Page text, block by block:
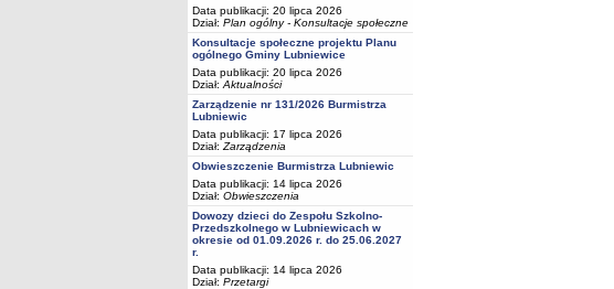
Data publikacji: 20 lipca 2026
Dział: Plan ogólny - Konsultacje społeczne
Konsultacje społeczne projektu Planu
ogólnego Gminy Lubniewice
Data publikacji: 20 lipca 2026
Dział: Aktualności
Zarządzenie nr 131/2026 Burmistrza
Lubniewic
Data publikacji: 17 lipca 2026
Dział: Zarządzenia
Obwieszczenie Burmistrza Lubniewic
Data publikacji: 14 lipca 2026
Dział: Obwieszczenia
Dowozy dzieci do Zespołu Szkolno-
Przedszkolnego w Lubniewicach w
okresie od 01.09.2026 r. do 25.06.2027
r.
Data publikacji: 14 lipca 2026
Dział: Przetargi